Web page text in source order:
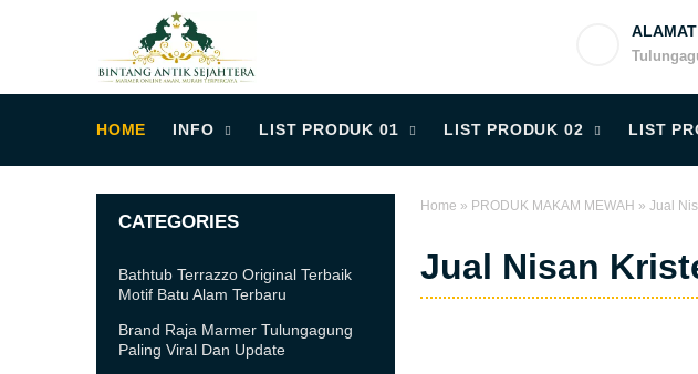
ALAMAT
HOME INFO LIST PRODUK 01 LIST PRODUK 02 LIST
Home » PRODUK MAKAM MEWAH » Jual
Jual Nisan
CATEGORIES
Bathtub Terrazzo Original Terbaik
Motif Batu Alam Terbaru
Brand Raja Marmer Tulungagung
Paling Viral Dan Update